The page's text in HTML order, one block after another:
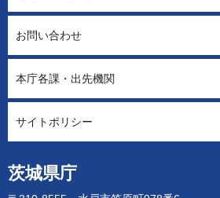
茨城県庁
お問い合わせ
本庁各課・出先機関
サイトポリシー